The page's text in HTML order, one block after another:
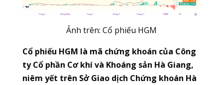
Ảnh trên: Cổ phiếu HGM
Cổ phiếu HGM là mã chứng khoán của Công
ty Cổ phần Cơ khí và Khoáng sản Hà Giang,
niêm yết trên Sở Giao dịch Chứng khoán Hà